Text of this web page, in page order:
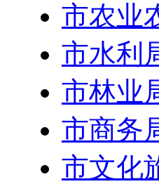
市农业
市水利
市林业
市商务
市文化